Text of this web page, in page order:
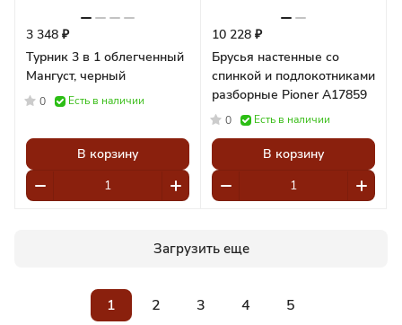
3 348 ₽
Турник 3 в 1 облегченный
Мангуст, черный
0 Есть в наличии
В корзину
10 228 ₽
Брусья настенные со
спинкой и подлокотниками
разборные Pioner A17859
0 Есть в наличии
В корзину
Загрузить еще
1 2 3 4 5